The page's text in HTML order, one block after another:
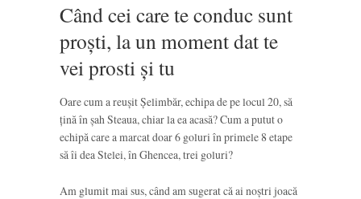
Când cei care te conduc sunt
proști, la un moment dat te
vei prosti și tu
Oare cum a reușit Șelimbăr, echipa de pe locul 20, să
țină în șah Steaua, chiar la ea acasă? Cum a putut o
echipă care a marcat doar 6 goluri în primele 8 etape
să îi dea Stelei, în Ghencea, trei goluri?
Am glumit mai sus, când am sugerat că ai noștri joacă